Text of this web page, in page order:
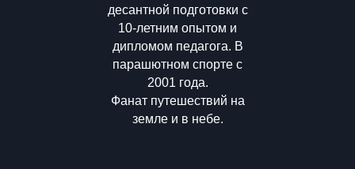
десантной подготовки с
10-летним опытом и
дипломом педагога. В
парашютном спорте с
2001 года.
Фанат путешествий на
земле и в небе.